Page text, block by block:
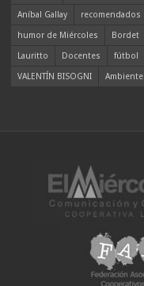
Aníbal Gallay
recomendados
humor de Miércoles
Bordet
Lauritto
Docentes fútbol
VALENTÍN BISOGNI
Ambiente